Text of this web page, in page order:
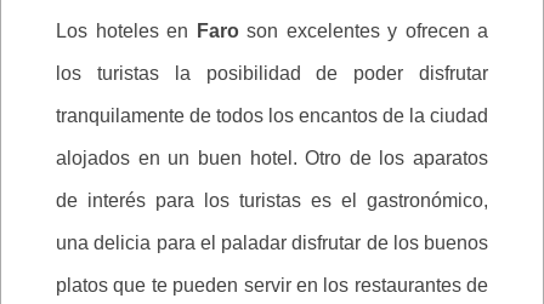
Los hoteles en Faroson excelentes y ofrecen a
los turistas la posibilidad de poder disfrutar
tranquilamente de todos los encantos de la ciudad
alojados en un buen hotel. Otro de los aparatos
de interés para los turistas es el gastronómico,
una delicia para el paladar disfrutar de los buenos
platos que te pueden servir en los restaurantes de